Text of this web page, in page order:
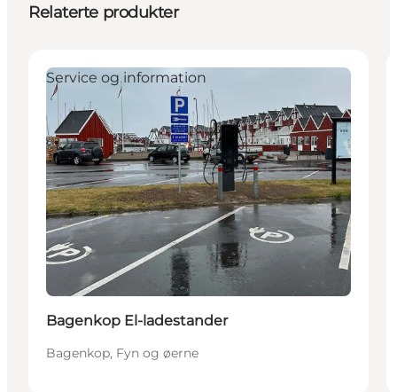
Relaterte produkter
Service og information
Bagenkop El-ladestander
Bagenkop, Fyn og øerne